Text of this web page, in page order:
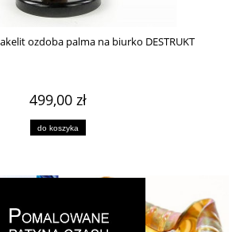
ozdoba palma na biurko DESTRUKT
499,00 zł
do koszyka